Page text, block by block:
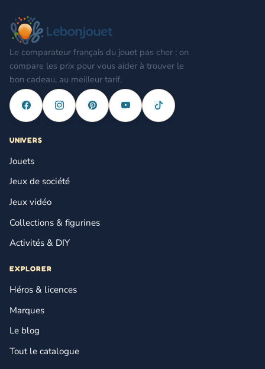
Le comparateur français du jouet pas cher : on
compare les prix pour vous aider à trouver le
bon cadeau, au meilleur tarif.
UNIVERS
Jouets
Jeux de société
Jeux vidéo
Collections & figurines
Activités & DIY
EXPLORER
Héros & licences
Marques
Le blog
Tout le catalogue